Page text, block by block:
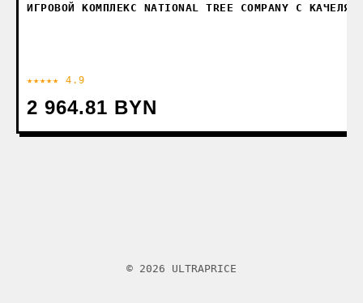
ИГРОВОЙ КОМПЛЕКС NATIONAL TREE COMPANY С
★★★★★ 4.9
2 964.81 BYN
© 2026 ULTRAPRICE